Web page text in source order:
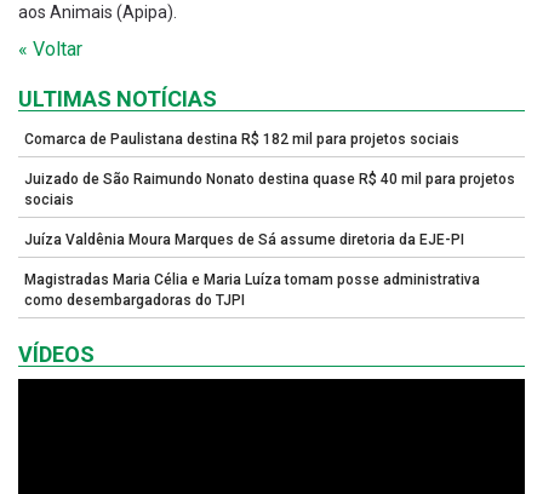
aos Animais (Apipa).
« Voltar
ULTIMAS NOTÍCIAS
Comarca de Paulistana destina R$ 182 mil para projetos sociais
Juizado de São Raimundo Nonato destina quase R$ 40 mil para projetos
sociais
Juíza Valdênia Moura Marques de Sá assume diretoria da EJE-PI
Magistradas Maria Célia e Maria Luíza tomam posse administrativa
como desembargadoras do TJPI
VÍDEOS